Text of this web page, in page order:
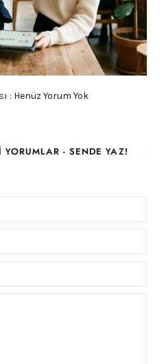
: Henüz Yorum Yok
YORUMLAR - SENDE YAZ!